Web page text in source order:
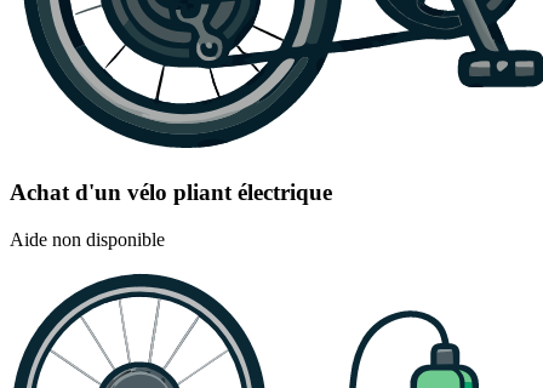
Achat d'un vélo pliant électrique
Aide non disponible